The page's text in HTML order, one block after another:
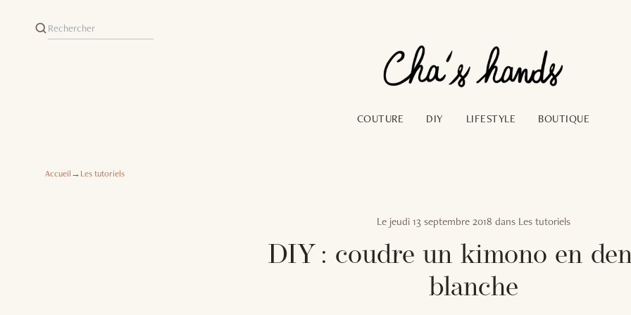
COUTURE DIY LIFESTYLE BOUTIQUE
Accueil→Les tutoriels
Le jeudi 13 septembre 2018 dans Les tutoriels
DIY : coudre un kimono en
blanche